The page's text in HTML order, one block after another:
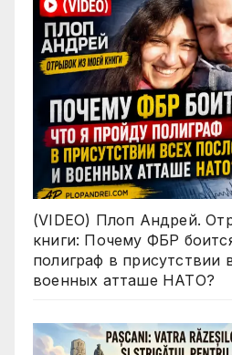
(VIDEO) Плоп Андрей.
книги: Почему ФБР
полиграф в присутствии
военных атташе НАТО?